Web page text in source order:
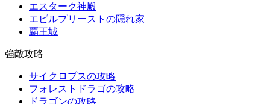
エスターク神殿
エビルプリーストの隠れ家
覇王城
強敵攻略
サイクロプスの攻略
フォレストドラゴの攻略
ドラゴンの攻略